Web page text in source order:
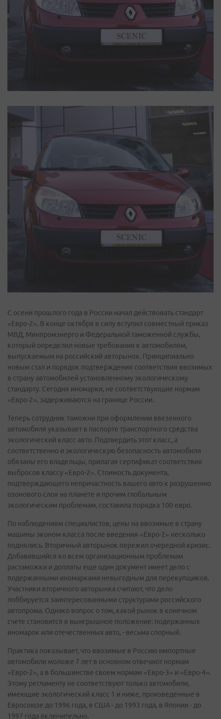
С осени прошлого года в России начал действовать стандарт
«Евро-2». В конце октября в силу вступил совместный приказ
МВД, Минпромэнерго и Федеральной таможенной службы,
который определил новые требования к автомобилям,
выпускаемым на российский авторынок. Принципиально
новым стал и порядок подтверждения соответствия ввозимых
в страну автомобилей установленному экологическому
стандарту. Сегодня иномарки, не соответствующие нормам
«Евро-2», задерживаются на границе России.
Теперь сотрудник таможни при оформлении ввезенного
автомобиля указывает в паспорте транспортного средства
экологический класс авто. Подтвердить этот класс, а
соответственно и экологическую безопасность автомобиля
обязаны его владельцы, прилагая сертификат соответствия
выбросов классу «Евро-2». Стоимость документа,
подтверждающего непричастность вашего авто к разрушению
озонового слоя на планете и прочим глобальным
экологическим проблемам, составила порядка 100 евро.
По наблюдениям специалистов, цены на ввозимые в страну
машины эконом-класса после введения «Евро-2» несколько
поднялись. Вторичный авторынок пережил очередной кризис.
Добавившийся ко всем организационным проблемам
растаможки и доплаты еще один документ имеет дело с
подержанными иномарками невыгодным для перекупщиков.
Участники вторичного авторынка считают, что дело
лоббируется заинтересованными структурами российского
автопрома. Однако вопрос о том, какой рынок в конечном
счете становится в выигрышное положение: подержанных
иномарок или отечественных авто, - весьма спорный.
Практика показывает, что ввозимые в Россию импортные
автомобили моложе 7 лет в основном отвечают нормам
«Евро-2», а в большинстве своем нормам «Евро-3» и «Евро-4».
Этому регламенту не соответствуют только автомобили,
имеющие экологический класс 1 и ниже, произведенные в
Евросоюзе до 1996 года, в США - до 1993 года, в Японии - до
1997 года включительно.